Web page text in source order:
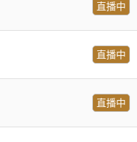
直播中
直播中
直播中